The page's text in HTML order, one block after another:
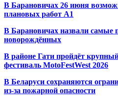
В Барановичах 26 июня
плановых работ A1
В Барановичах назвали самые
новорождённых
В районе Гати пройдёт
фестиваль MotoFestWest 2026
В Беларуси сохраняются
из-за пожарной опасности